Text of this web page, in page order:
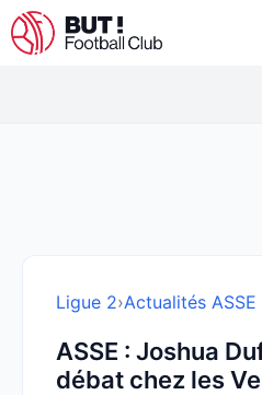
Aller
au
Ligue 2›Actualités ASSE
ASSE : Joshua
débat chez les